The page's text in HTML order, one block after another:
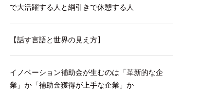
で大活躍する人と綱引きで休憩する人
【話す言語と世界の見え方】
イノベーション補助金が生むのは「革新的な企
業」か「補助金獲得が上手な企業」か